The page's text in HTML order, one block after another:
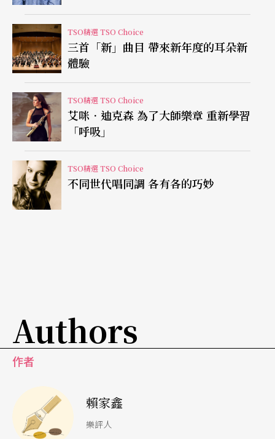
唱義大利歌劇作曲家普契尼歌劇《波西米亞人》中
著名的詠歎調〈我的名字叫咪咪〉，同時將演唱台
灣政治運動先鋒蔡培火的歌曲〈咱臺灣〉，還原當
年女歌唱家林氏好演唱此曲的場景，並演奏蘇佩
《輕騎兵》序曲與比才歌劇《卡門》中的選曲。下
半場則由北市交委託作曲家張玹以當代音樂家的身
分，從後設的角度審視台灣音樂歷史，將日治時期
的流行音樂等作品為新創音樂的素材融入新創管絃
樂曲《1931》中 。
TSO精選 TSO Choice
三首「新」曲目 帶來新年度的耳朵新
體驗
TSO精選 TSO Choice
艾咪．迪克森 為了大師樂章 重新學習
「呼吸」
TSO精選 TSO Choice
不同世代唱同調 各有各的巧妙
Authors
作者
賴家鑫
樂評人